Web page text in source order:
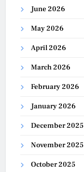
June 2026
May 2026
April 2026
March 2026
February 2026
January 2026
December 2025
November 2025
October 2025